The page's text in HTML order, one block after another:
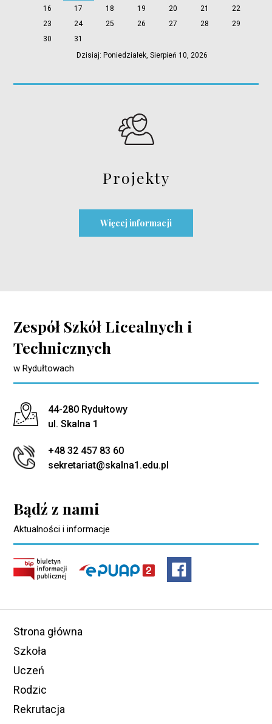
16
17 18 19 20 21
22
23
24 25 26 27 28
29
30
31
Dzisiaj: Poniedziałek, Sierpień 10, 2026
Projekty
Więcej informacji
Zespół Szkół Licealnych i
Technicznych
w Rydułtowach
Adres pocztowy:
44-280 Rydułtowy
ul. Skalna 1
+48 32 457 83 60
sekretariat@skalna1.edu.pl
Bądź z nami
Aktualności i informacje
Strona główna
Szkoła
Uczeń
Rodzic
Rekrutacja